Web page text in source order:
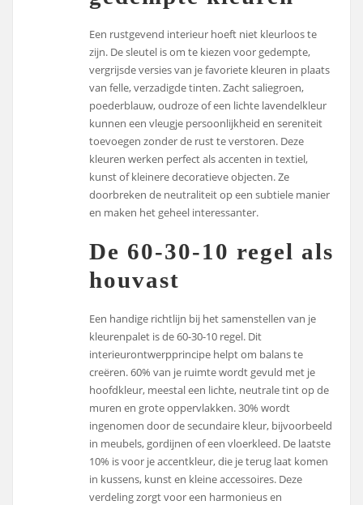
Een rustgevend interieur hoeft niet kleurloos te
zijn. De sleutel is om te kiezen voor gedempte,
vergrijsde versies van je favoriete kleuren in plaats
van felle, verzadigde tinten. Zacht saliegroen,
poederblauw, oudroze of een lichte lavendelkleur
kunnen een vleugje persoonlijkheid en sereniteit
toevoegen zonder de rust te verstoren. Deze
kleuren werken perfect als accenten in textiel,
kunst of kleinere decoratieve objecten. Ze
doorbreken de neutraliteit op een subtiele manier
en maken het geheel interessanter.
De 60-30-10 regel als
houvast
Een handige richtlijn bij het samenstellen van je
kleurenpalet is de 60-30-10 regel. Dit
interieurontwerpprincipe helpt om balans te
creëren. 60% van je ruimte wordt gevuld met je
hoofdkleur, meestal een lichte, neutrale tint op de
muren en grote oppervlakken. 30% wordt
ingenomen door de secundaire kleur, bijvoorbeeld
in meubels, gordijnen of een vloerkleed. De laatste
10% is voor je accentkleur, die je terug laat komen
in kussens, kunst en kleine accessoires. Deze
verdeling zorgt voor een harmonieus en